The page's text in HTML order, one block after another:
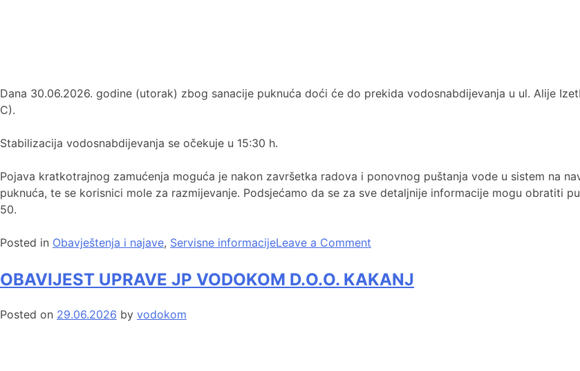
Dana 30.06.2026. godine (utorak) zbog sanacije puknuća doći će do prekida vodosnabdijevanja u ul. Alije
C).
Stabilizacija vodosnabdijevanja se očekuje u 15:30 h.
Pojava kratkotrajnog zamućenja moguća je nakon završetka radova i ponovnog puštanja vode u sistem na
puknuća, te se korisnici mole za razmijevanje. Podsjećamo da se za sve detaljnije informacije mogu obratiti
50.
Posted in Obavještenja i najave, Servisne informacijeLeave a Comment
OBAVIJEST UPRAVE JP VODOKOM D.O.O. KAKANJ
Posted on 29.06.2026 by vodokom